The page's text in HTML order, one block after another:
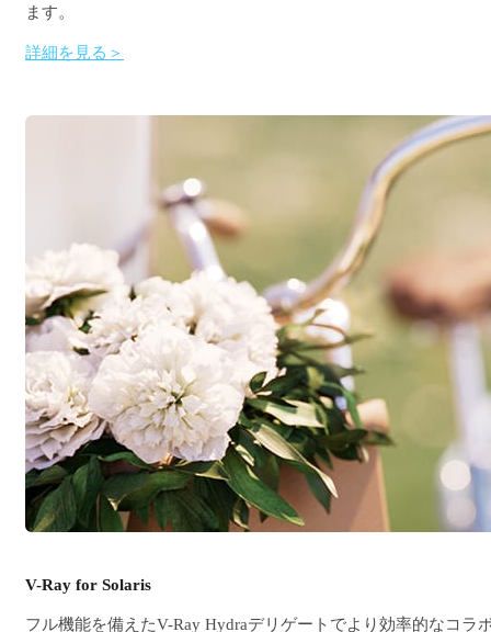
ます。
詳細を見る＞
V-Ray for Solaris
フル機能を備えたV-Ray Hydraデリゲートでより効率的なコラ